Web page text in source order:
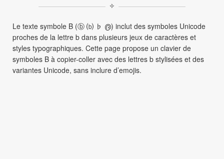
✧
Le texte symbole B (ⓑ ⒝ ♭ ൫) inclut des symboles Unicode
proches de la lettre b dans plusieurs jeux de caractères et
styles typographiques. Cette page propose un clavier de
symboles B à copier-coller avec des lettres b stylisées et des
variantes Unicode, sans inclure d’emojis.